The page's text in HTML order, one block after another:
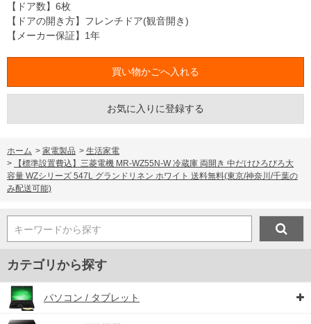
【ドア数】6枚
【ドアの開き方】フレンチドア(観音開き)
【メーカー保証】1年
お気に入りに登録する
ホーム > 家電製品 > 生活家電
>
【標準設置費込】三菱電機 MR-WZ55N-W 冷蔵庫 両開き 中だけひろびろ大
容量 WZシリーズ 547L グランドリネン ホワイト 送料無料(東京/神奈川/千葉の
み配送可能)
キーワードから探す
カテゴリから探す
パソコン / タブレット